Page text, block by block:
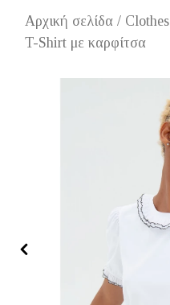
Αρχική σελίδα / Clothes
T-Shirt με καρφίτσα